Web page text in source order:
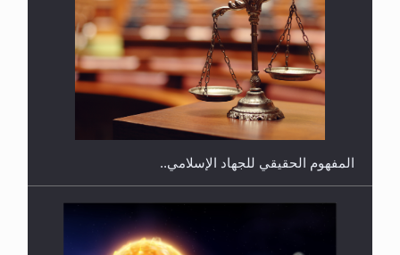
هل يجوز فتح مشروع كوافير نسائي للمحجبات وغير
المحجبات؟
المفهوم الحقيقي للجهاد الإسلامي..